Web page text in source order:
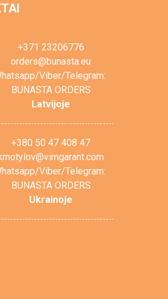
+371 23206776
orders@bunasta.eu
Viber/Telegram:
BUNASTA ORDERS
Latvijoje
+380 50 47 408 47
Viber/Telegram:
BUNASTA ORDERS
Ukrainoje